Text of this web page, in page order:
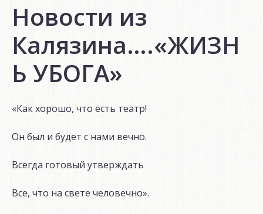
Новости из
Калязина….«ЖИЗН
Ь УБОГА»
«Как хорошо, что есть театр!
Он был и будет с нами вечно.
Всегда готовый утверждать
Все, что на свете человечно».